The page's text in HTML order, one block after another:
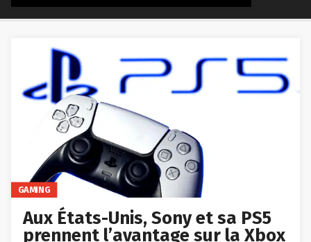
GAMING
Aux États-Unis, Sony et sa PS5
prennent l’avantage sur la Xbox